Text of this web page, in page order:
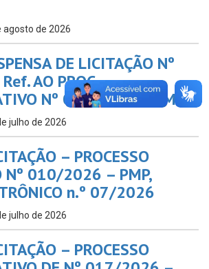
agosto de 2026
DE LICITAÇÃO Nº
AO PROC.
Nº 002/2025 – FMAS
julho de 2026
– PROCESSO
Nº 010/2026 – PMP,
n.º 07/2026
julho de 2026
– PROCESSO